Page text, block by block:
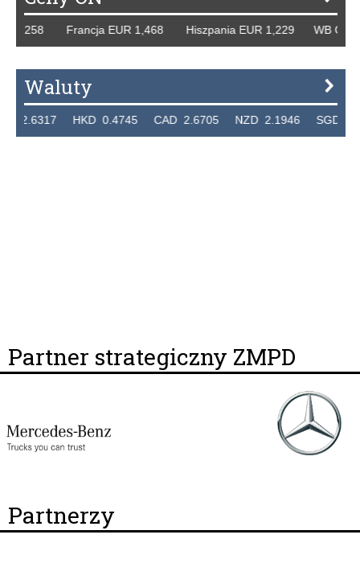
Francja EUR 1,468 Hiszpania EUR 1,229 WB GBP
Waluty
HKD 0.4745 CAD 2.6705 NZD 2.1946 SGD
Partner strategiczny ZMPD
Partnerzy